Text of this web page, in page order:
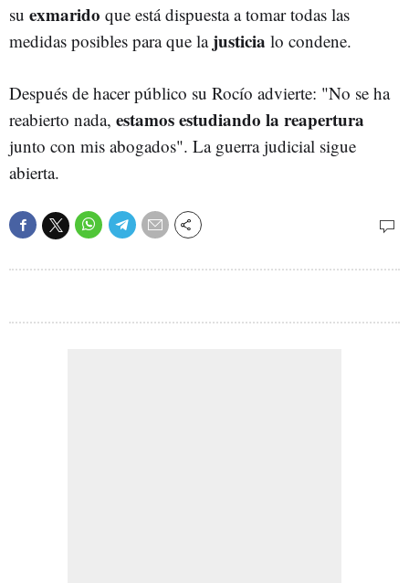
su exmarido que está dispuesta a tomar todas las
medidas posibles para que la justicia lo condene.
Después de hacer público su Rocío advierte: "No se ha
reabierto nada, estamos estudiando la reapertura
junto con mis abogados". La guerra judicial sigue
abierta.